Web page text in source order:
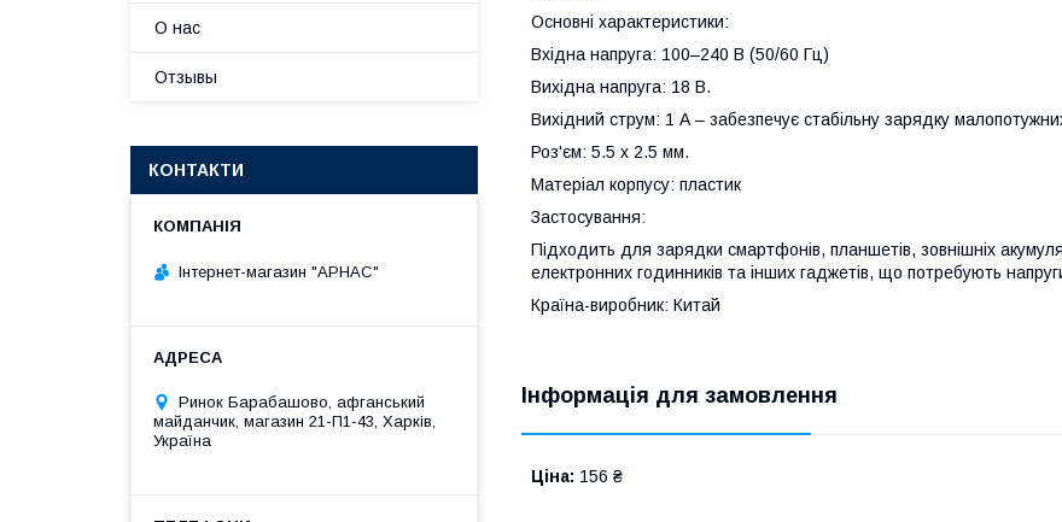
Основні характеристики:
Вхідна напруга: 100–240 В (50/60 Гц)
Вихідна напруга: 18 В.
Вихідний струм: 1 А – забезпечує стабільну зарядку
Роз'єм: 5.5 x 2.5 мм.
Матеріал корпусу: пластик
Застосування:
Підходить для зарядки смартфонів, планшетів, зовнішніх
електронних годинників та інших гаджетів, що потребують
Країна-виробник: Китай
Інформація для замовлення
Ціна: 156 ₴
О нас
Отзывы
КОНТАКТИ
Інтернет-магазин "АРНАС"
Ринок Барабашово, афганський
майданчик, магазин 21-П1-43, Харків,
Україна